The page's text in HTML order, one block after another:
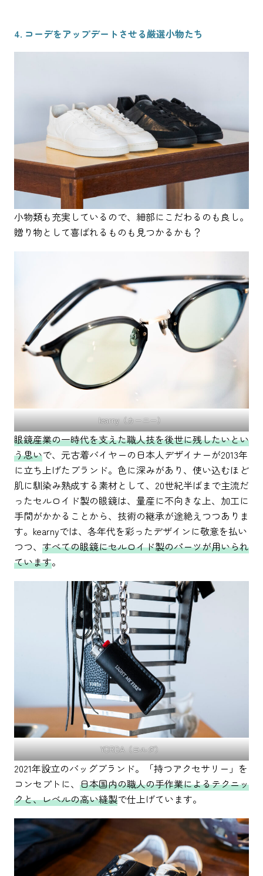
4. コーデをアップデートさせる厳選小物たち
小物類も充実しているので、細部にこだわるのも良し。
贈り物として喜ばれるものも見つかるかも？
kearny（カーニー）
眼鏡産業の一時代を支えた職人技を後世に残したいとい
う思いで、元古着バイヤーの日本人デザイナーが2013年
に立ち上げたブランド。色に深みがあり、使い込むほど
肌に馴染み熟成する素材として、20世紀半ばまで主流だ
ったセルロイド製の眼鏡は、量産に不向きな上、加工に
手間がかかることから、技術の継承が途絶えつつありま
す。kearnyでは、各年代を彩ったデザインに敬意を払い
つつ、 すべての眼鏡にセルロイド製のパーツが用いられ
ています。
YORDA（ヨルダ）
2021年設立のバッグブランド。「持つアクセサリー」を
コンセプトに、 日本国内の職人の手作業によるテクニッ
クと、レベルの高い縫製で仕上げています。